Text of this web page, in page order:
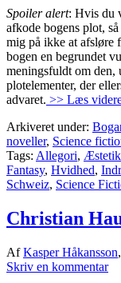
Spoiler alert: Hvis du
afkode bogens plot,
mig på ikke at afsløre
bogen en begrundet
meningsfuldt om den,
plotelementer, der
advaret. >> Læs
Arkiveret under:
noveller, Science
Tags: Allegori, Æstetik
Fantasy, Hvidhed,
Schweiz, Science
Christian
AfKasper Håkansson,
Skriv en kommentar